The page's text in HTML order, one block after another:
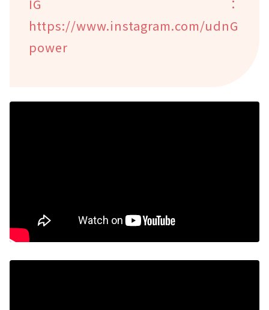
IG：
https://www.instagram.com/udnG
power